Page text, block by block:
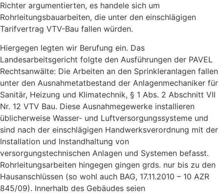
Richter argumentierten, es handele sich um
Rohrleitungsbauarbeiten, die unter den einschlägigen
Tarifvertrag VTV-Bau fallen würden.
Hiergegen legten wir Berufung ein. Das
Landesarbeitsgericht folgte den Ausführungen der PAVEL
Rechtsanwälte: Die Arbeiten an den Sprinkleranlagen fallen
unter den Ausnahmetatbestand der Anlagenmechaniker für
Sanitär, Heizung und Klimatechnik, § 1 Abs. 2 Abschnitt VII
Nr. 12 VTV Bau. Diese Ausnahmegewerke installieren
üblicherweise Wasser- und Luftversorgungssysteme und
sind nach der einschlägigen Handwerksverordnung mit der
Installation und Instandhaltung von
versorgungstechnischen Anlagen und Systemen befasst.
Rohrleitungsarbeiten hingegen gingen grds. nur bis zu den
Hausanschlüssen (so wohl auch BAG, 17.11.2010 – 10 AZR
845/09). Innerhalb des Gebäudes seien